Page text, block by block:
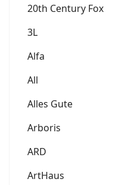
20th Century Fox
3L
Alfa
All
Alles Gute
Arboris
ARD
ArtHaus